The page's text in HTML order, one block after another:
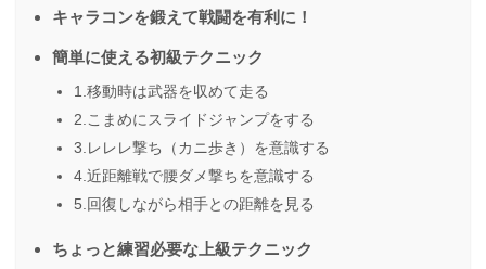
キャラコンを鍛えて戦闘を有利に！
簡単に使える初級テクニック
1.移動時は武器を収めて走る
2.こまめにスライドジャンプをする
3.レレレ撃ち（カニ歩き）を意識する
4.近距離戦で腰ダメ撃ちを意識する
5.回復しながら相手との距離を見る
ちょっと練習必要な上級テクニック